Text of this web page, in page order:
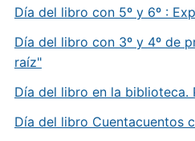
Día del libro con 5º y 6º :
Día del libro con 3º y 4º de
raíz"
Día del libro en la biblioteca.
Día del libro Cuentacuentos